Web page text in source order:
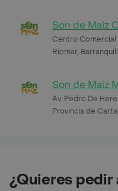
Son de Maiz
Centro Comercial
Riomar,
Son de Maíz
Av. Pedro De
Provincia de
¿Quieres pedir